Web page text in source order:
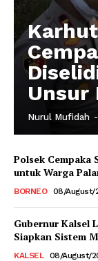
Unsur
Nurul Mufidah -
Polsek Cempaka
untuk Warga
BORNEO 08/August/
Gubernur Kalsel
Siapkan Sistem
KALSEL 08/August/